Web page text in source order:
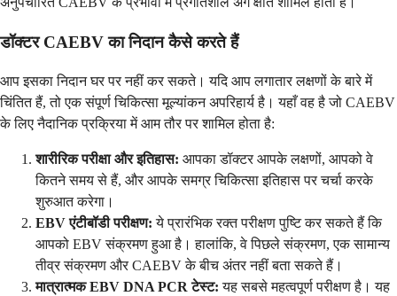
डॉक्टर CAEBV का निदान कैसे करते हैं
आप इसका निदान घर पर नहीं कर सकते। यदि आप लगातार लक्षणों के बारे में
चिंतित हैं, तो एक संपूर्ण चिकित्सा मूल्यांकन अपरिहार्य है। यहाँ वह है जो CAEBV
के लिए नैदानिक प्रक्रिया में आम तौर पर शामिल होता है:
शारीरिक परीक्षा और इतिहास: आपका डॉक्टर आपके लक्षणों, आपको वे
कितने समय से हैं, और आपके समग्र चिकित्सा इतिहास पर चर्चा करके
शुरुआत करेगा।
EBV एंटीबॉडी परीक्षण: ये प्रारंभिक रक्त परीक्षण पुष्टि कर सकते हैं कि
आपको EBV संक्रमण हुआ है। हालांकि, वे पिछले संक्रमण, एक सामान्य
तीव्र संक्रमण और CAEBV के बीच अंतर नहीं बता सकते हैं।
मात्रात्मक EBV DNA PCR टेस्ट: यह सबसे महत्वपूर्ण परीक्षण है। यह